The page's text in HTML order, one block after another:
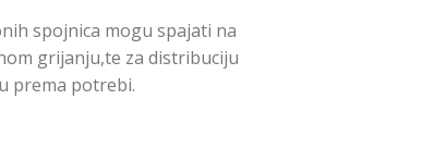
spojnica mogu spajati na
grijanju,te za distribuciju
prema potrebi.